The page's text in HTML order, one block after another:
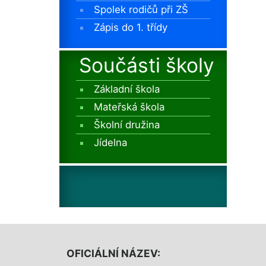
Spolek rodičů při ZŠ
Zápis do 1. třídy
Součásti školy
Základní škola
Mateřská škola
Školní družina
Jídelna
OFICIÁLNÍ NÁZEV: